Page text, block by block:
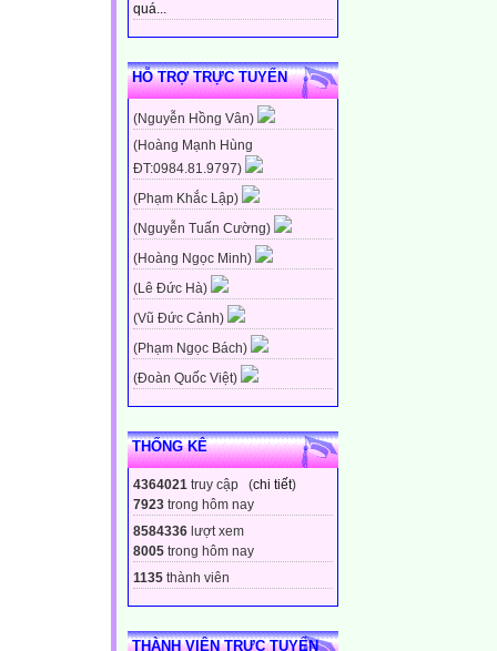
quá...
HỖ TRỢ TRỰC TUYẾN
(Nguyễn Hồng Vân)
(Hoàng Mạnh Hùng
ĐT:0984.81.9797)
(Phạm Khắc Lập)
(Nguyễn Tuấn Cường)
(Hoàng Ngọc Minh)
(Lê Đức Hà)
(Vũ Đức Cảnh)
(Phạm Ngọc Bách)
(Đoàn Quốc Việt)
THỐNG KÊ
4364021 truy cập (chi tiết)
7923 trong hôm nay
8584336 lượt xem
8005 trong hôm nay
1135 thành viên
THÀNH VIÊN TRỰC TUYẾN